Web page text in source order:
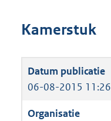
Kamerstuk
06-08-2015 11:26